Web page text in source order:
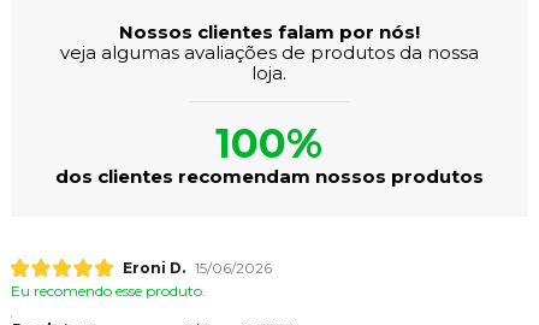
Nossos clientes falam por nós!
veja algumas avaliações de produtos da nossa
loja.
100%
dos clientes recomendam nossos produtos
Eroni D. 15/06/2026
Eu recomendo esse produto.